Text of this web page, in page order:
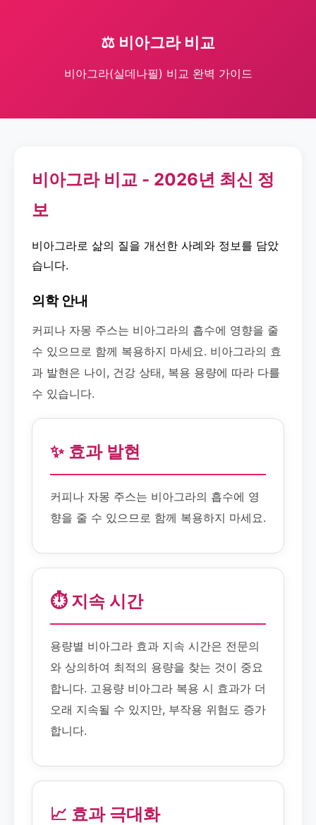
⚖️ 비아그라 비교
비아그라(실데나필) 비교 완벽 가이드
비아그라 비교 - 2026년 최신 정
보
비아그라로 삶의 질을 개선한 사례와 정보를 담았
습니다.
의학 안내
커피나 자몽 주스는 비아그라의 흡수에 영향을 줄
수 있으므로 함께 복용하지 마세요. 비아그라의 효
과 발현은 나이, 건강 상태, 복용 용량에 따라 다를
수 있습니다.
✨ 효과 발현
커피나 자몽 주스는 비아그라의 흡수에 영
향을 줄 수 있으므로 함께 복용하지 마세요.
⏱️ 지속 시간
용량별 비아그라 효과 지속 시간은 전문의
와 상의하여 최적의 용량을 찾는 것이 중요
합니다. 고용량 비아그라 복용 시 효과가 더
오래 지속될 수 있지만, 부작용 위험도 증가
합니다.
📈 효과 극대화